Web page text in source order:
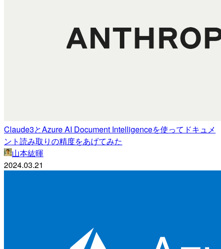
Claude3とAzure AI Document Intelligenceを使ってドキュメ
ント読み取りの精度をあげてみた
山本紘暉
2024.03.21